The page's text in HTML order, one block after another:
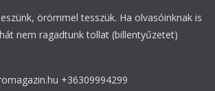
örömmel tesszük. Ha olvasóinknak is
nem ragadtunk tollat (billentyűzetet)
+36309994299